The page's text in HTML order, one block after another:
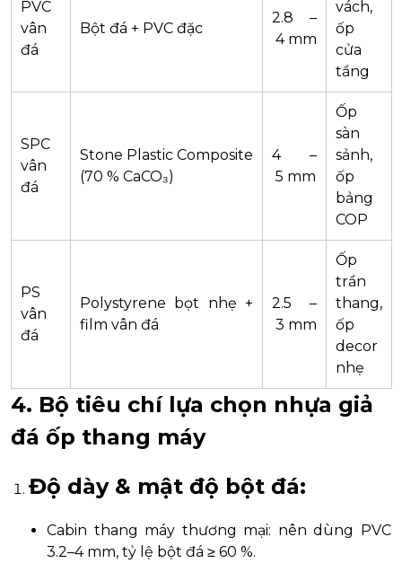
PVC
vân
đá
Bột đá + PVC đặc
2.8 –
4 mm
vách,
ốp
cửa
tầng
SPC
vân
đá
Stone Plastic Composite
(70 % CaCO₃)
4 –
5 mm
Ốp
sàn
sảnh,
ốp
bảng
COP
PS
vân
đá
Polystyrene bọt nhẹ +
film vân đá
2.5 –
3 mm
Ốp
trần
thang,
ốp
decor
nhẹ
4. Bộ tiêu chí lựa chọn nhựa giả
đá ốp thang máy
Độ dày & mật độ bột đá:
Cabin thang máy thương mại: nên dùng PVC
3.2–4 mm, tỷ lệ bột đá ≥ 60 %.